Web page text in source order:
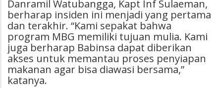
Danramil Watubangga, Kapt Inf Sulaeman,
berharap insiden ini menjadi yang pertama
dan terakhir. “Kami sepakat bahwa
program MBG memiliki tujuan mulia. Kami
juga berharap Babinsa dapat diberikan
akses untuk memantau proses penyiapan
makanan agar bisa diawasi bersama,”
katanya.